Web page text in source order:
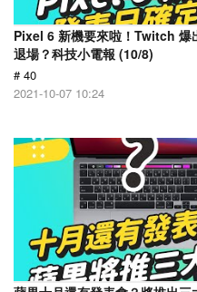
Pixel 6 新機要來啦！Twitch 爆
退場？科技小電報 (10/8)
# 40
2021-10-07 10:24